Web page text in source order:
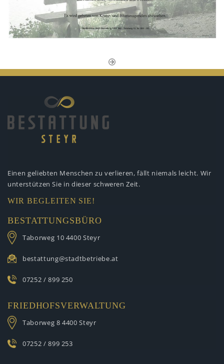
Einen geliebten Menschen zu verlieren, fällt niemals leicht. Wir
unterstützen Sie in dieser schweren Zeit.
WIR BEGLEITEN SIE!
BESTATTUNGSBÜRO
Taborweg 10 4400 Steyr
bestattung@stadtbetriebe.at
07252 / 899 250
FRIEDHOFSVERWALTUNG
Taborweg 8 4400 Steyr
07252 / 899 253